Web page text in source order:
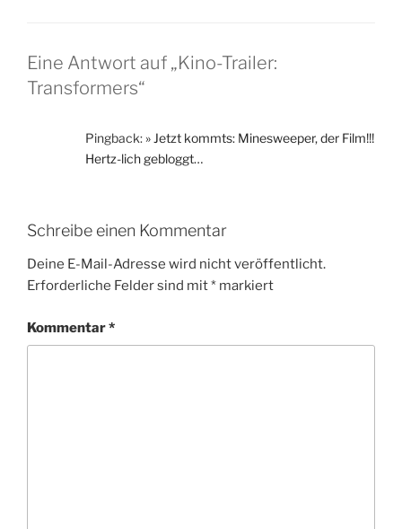
Eine Antwort auf „Kino-Trailer:
Transformers“
Pingback: » Jetzt kommts: Minesweeper, der Film!!!
Hertz-lich gebloggt…
Schreibe einen Kommentar
Deine E-Mail-Adresse wird nicht veröffentlicht.
Erforderliche Felder sind mit* markiert
Kommentar*